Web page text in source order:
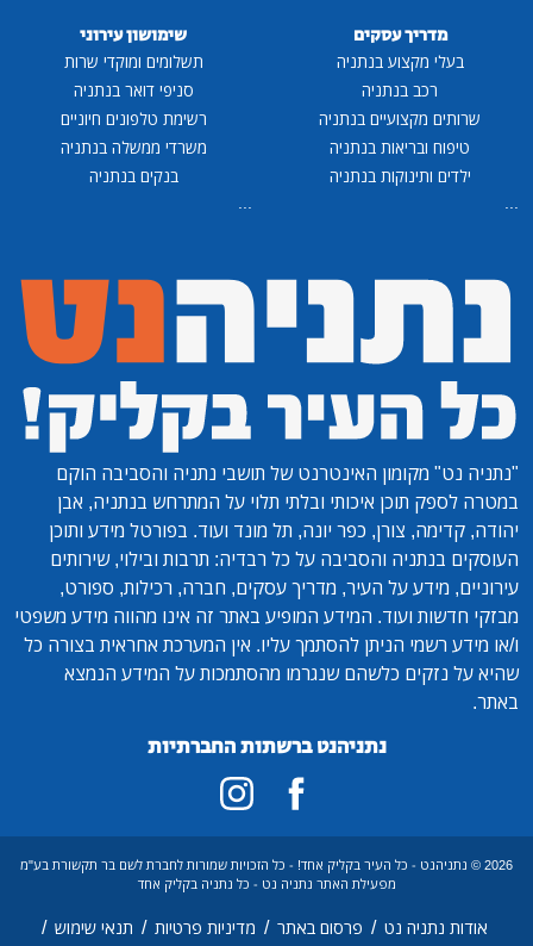
מדריך עסקים
בעלי מקצוע בנתניה
רכב בנתניה
שרותים מקצועיים בנתניה
טיפוח ובריאות בנתניה
ילדים ותינוקות בנתניה
...
שימושון עירוני
תשלומים ומוקדי שרות
סניפי דואר בנתניה
רשימת טלפונים חיוניים
משרדי ממשלה בנתניה
בנקים בנתניה
...
"נתניה נט" מקומון האינטרנט של תושבי נתניה והסביבה הוקם
במטרה לספק תוכן איכותי ובלתי תלוי על המתרחש בנתניה, אבן
יהודה, קדימה, צורן, כפר יונה, תל מונד ועוד. בפורטל מידע ותוכן
העוסקים בנתניה והסביבה על כל רבדיה: תרבות ובילוי, שירותים
עירוניים, מידע על העיר, מדריך עסקים, חברה, רכילות, ספורט,
מבזקי חדשות ועוד. המידע המופיע באתר זה אינו מהווה מידע משפטי
ו/או מידע רשמי הניתן להסתמך עליו. אין המערכת אחראית בצורה כל
שהיא על נזקים כלשהם שנגרמו מהסתמכות על המידע הנמצא
באתר.
נתניהנט ברשתות החברתיות
2026 © נתניהנט - כל העיר בקליק אחד! - כל הזכויות שמורות לחברת לשם בר תקשורת בע"מ
מפעילת האתר נתניה נט - כל נתניה בקליק אחד
אודות נתניה נט / פרסום באתר / מדיניות פרטיות / תנאי שימוש /